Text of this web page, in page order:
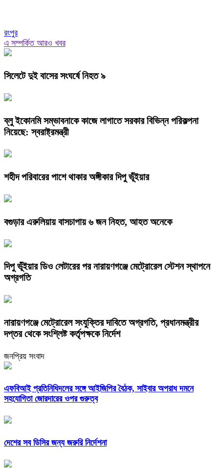
রংপুর
এ সম্পর্কিত আরও খবর
সিলেটে দুই বাসের সংঘর্ষে নিহত ৯
ব্লু ইকোনমি সম্ভাবনাকে কাজে লাগাতে সরকার বিভিন্ন পরিকল্পনা
নিয়েছে: স্বরাষ্ট্রমন্ত্রী
শহীদ পরিবারের পাশে থাকার অঙ্গীকার দিপু ভূঁইয়ার
বগুড়ার এরুলিয়ায় বাসচাপায় ৬ জন নিহত, আহত অনেকে
দিপু ভূঁইয়ার ডিও লেটারের পর নারায়ণগঞ্জে মেট্রোরেল স্টেশন স্থাপনে
অগ্রগতি
নারায়ণগঞ্জে মেট্রোরেল সংযুক্তির দাবিতে অগ্রগতি, প্রধানমন্ত্রীর
দপ্তর থেকে সংশ্লিষ্ট কর্তৃপক্ষকে নির্দেশ
জনপ্রিয় সংবাদ
এফবিআই প্রতিনিধিদলের সঙ্গে আইজিপির বৈঠক, সাইবার অপরাধ দমনে
সহযোগিতা জোরদারের ওপর গুরুত্ব
দেশের সব ডিসির জন্য জরুরি নির্দেশনা